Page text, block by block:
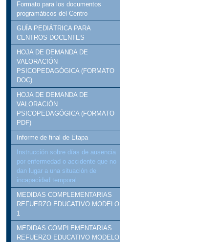
Formato para los documentos
programáticos del Centro
GUÍA PEDIÁTRICA PARA
CENTROS DOCENTES
HOJA DE DEMANDA DE
VALORACIÓN
PSICOPEDAGÓGICA (FORMATO
DOC)
HOJA DE DEMANDA DE
VALORACIÓN
PSICOPEDAGÓGICA (FORMATO
PDF)
Informe de final de Etapa
Instrucción sobre días de ausencia
por enfermedad o accidente que no
dan lugar a una situación de
incapacidad temporal
MEDIDAS COMPLEMENTARIAS
REFUERZO EDUCATIVO MODELO
1
MEDIDAS COMPLEMENTARIAS
REFUERZO EDUCATIVO MODELO